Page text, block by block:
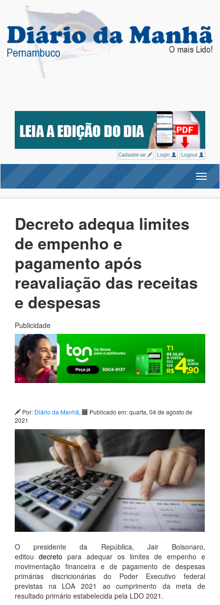
Cadastre-se Login Logout
Decreto adequa limites
de empenho e
pagamento após
reavaliação das receitas
e despesas
Publicidade
Por: Diário da Manhã,
Publicado em: quarta, 04 de agosto de
2021
O presidente da República, Jair Bolsonaro,
editou decreto para adequar os limites de empenho e
movimentação financeira e de pagamento de despesas
primárias discricionárias do Poder Executivo federal
previstas na LOA 2021 ao cumprimento da meta de
resultado primário estabelecida pela LDO 2021.